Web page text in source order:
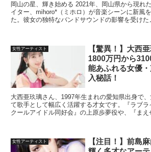
岡山の星、輝き始める 2021年、岡山県から現れ
イター、mihoro*（ミホロ）が音楽シーンに新風
た。彼女の独特なバンドサウンドの影響を受け
女性アーティスト
【驚異！】大西
1800万円から
能あふれる女優
入秘話！
大西亜玖璃さん、1997年生まれの愛知県出身で
て歌手として幅広く活躍する才女です。『ラブラ
クールアイドル同好会』の上原歩夢役や、『まえ
女性アーティスト
【注目！】前島